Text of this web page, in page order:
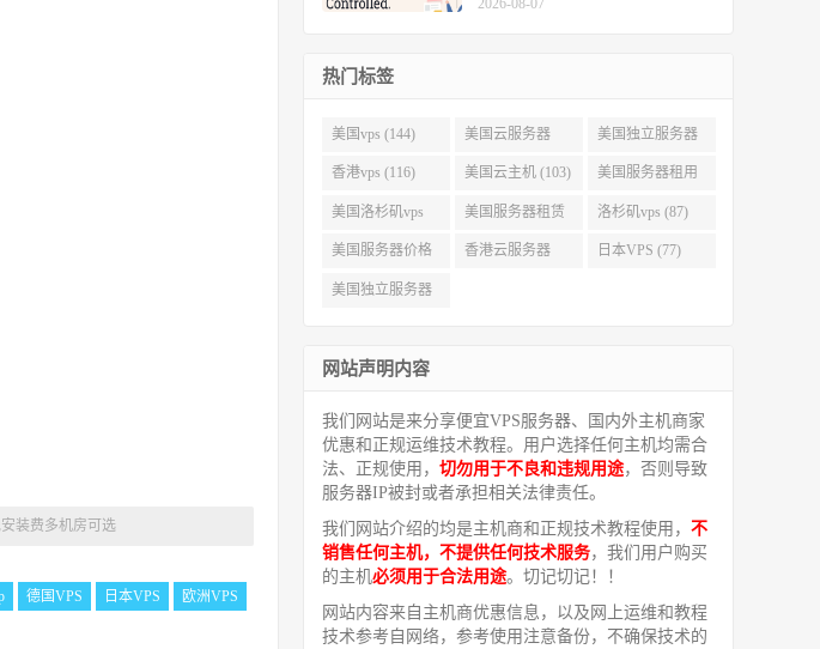
装费多机房可选
德国VPS 日本VPS
欧洲VPS
2026-08-07
热门标签
美国vps (144) 美国云服务器
(143)
美国独立服务器
(118)
香港vps (116) 美国云主机 (103) 美国服务器租用
(99)
美国洛杉矶vps
(94)
美国服务器租赁
(91)
洛杉矶vps (87)
美国服务器价格
(82)
香港云服务器 日本VPS (77)
美国独立服务器
网站声明内容
我们网站是来分享便宜VPS服务器、国内外主机商家
优惠和正规运维技术教程。用户选择任何主机均需合
法、正规使用， 切勿用于不良和违规用途，否则导致
服务器IP被封或者承担相关法律责任。
我们网站介绍的均是主机商和正规技术教程使用， 不
销售任何主机，不提供任何技术服务，我们用户购买
的主机必须用于合法用途。切记切记！！
网站内容来自主机商优惠信息，以及网上运维和教程
技术参考自网络，参考使用注意备份，不确保技术的